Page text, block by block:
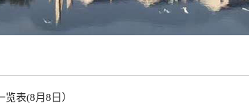
表(8月8日）